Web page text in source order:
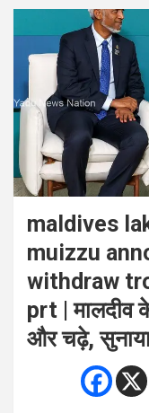
maldives
muizzu
withdraw
prt | मालदीव
और चढ़े,